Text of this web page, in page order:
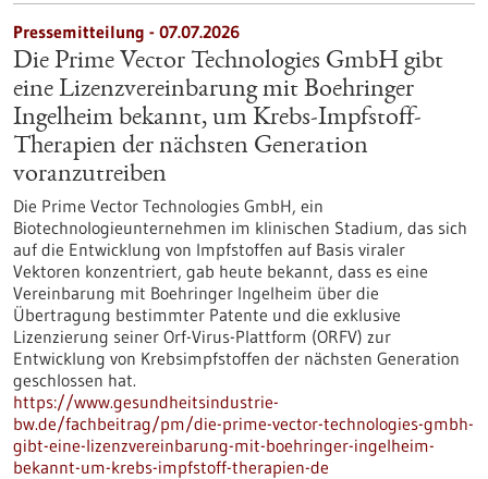
Pressemitteilung - 07.07.2026
Die Prime Vector Technologies GmbH gibt
eine Lizenzvereinbarung mit Boehringer
Ingelheim bekannt, um Krebs-Impfstoff-
Therapien der nächsten Generation
voranzutreiben
Die Prime Vector Technologies GmbH, ein
Biotechnologieunternehmen im klinischen Stadium, das sich
auf die Entwicklung von Impfstoffen auf Basis viraler
Vektoren konzentriert, gab heute bekannt, dass es eine
Vereinbarung mit Boehringer Ingelheim über die
Übertragung bestimmter Patente und die exklusive
Lizenzierung seiner Orf-Virus-Plattform (ORFV) zur
Entwicklung von Krebsimpfstoffen der nächsten Generation
geschlossen hat.
https://www.gesundheitsindustrie-
bw.de/fachbeitrag/pm/die-prime-vector-technologies-gmbh-
gibt-eine-lizenzvereinbarung-mit-boehringer-ingelheim-
bekannt-um-krebs-impfstoff-therapien-de